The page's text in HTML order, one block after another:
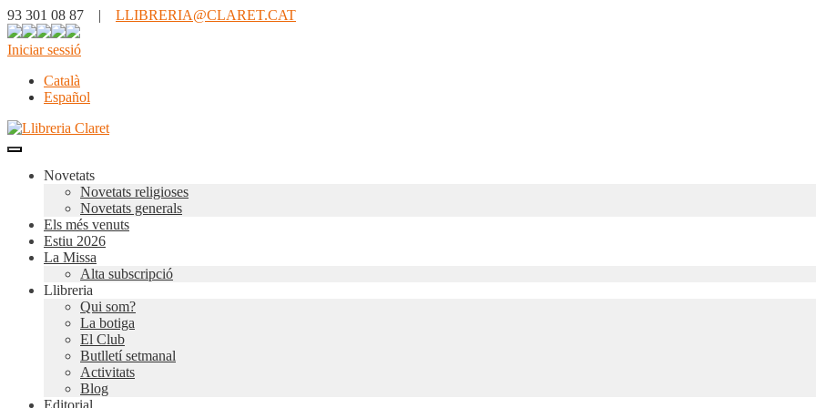
93 301 08 87 | LLIBRERIA@CLARET.CAT
Iniciar sessió
Català
Español
Novetats
Novetats religioses
Novetats generals
Els més venuts
Estiu 2026
La Missa
Alta subscripció
Llibreria
Qui som?
La botiga
El Club
Butlletí setmanal
Activitats
Blog
Editorial